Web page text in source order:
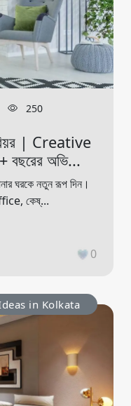
250
| Creative
অভি...
ঘরকে নতুন রূপ দিন।
কেষ্...
0
in Kolkata